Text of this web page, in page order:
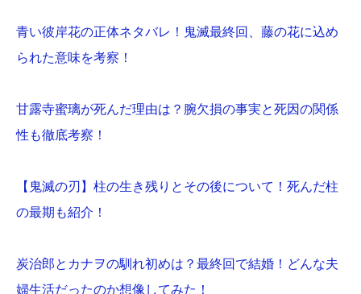
青い彼岸花の正体ネタバレ！鬼滅最終回、藤の花に込め
られた意味を考察！
甘露寺蜜璃が死んだ理由は？腕欠損の事実と死因の関係
性も徹底考察！
【鬼滅の刃】柱の生き残りとその後について！死んだ柱
の最期も紹介！
炭治郎とカナヲの馴れ初めは？最終回で結婚！どんな夫
婦生活だったのか想像してみた！